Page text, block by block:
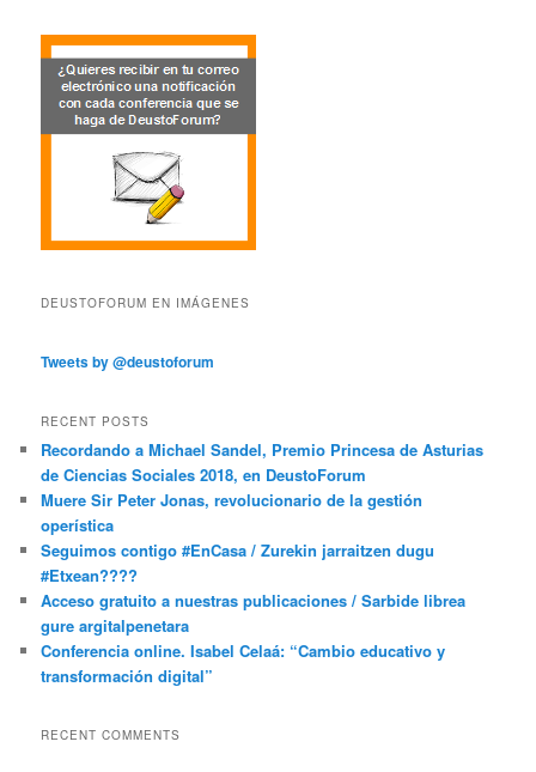
DEUSTOFORUM EN IMÁGENES
Tweets by @deustoforum
RECENT POSTS
Recordando a Michael Sandel, Premio Princesa de Asturias
de Ciencias Sociales 2018, en DeustoForum
Muere Sir Peter Jonas, revolucionario de la gestión
operística
Seguimos contigo #EnCasa / Zurekin jarraitzen dugu
#Etxean????
Acceso gratuito a nuestras publicaciones / Sarbide librea
gure argitalpenetara
Conferencia online. Isabel Celaá: “Cambio educativo y
transformación digital”
RECENT COMMENTS